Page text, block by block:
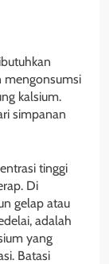
mengonsumsi
kalsium.
simpanan
tinggi
Di
gelap atau
adalah
yang
Batasi